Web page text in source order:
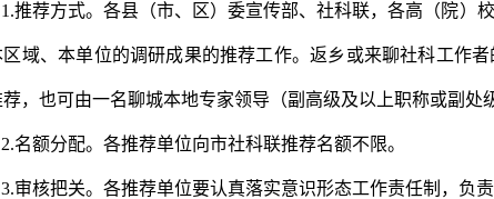
1.推荐方式。各县（市、区）委宣传部、社科联，各高（院）
区域、本单位的调研成果的推荐工作。返乡或来聊社科工作
，也可由一名聊城本地专家领导（副高级及以上职称或副处
2.名额分配。各推荐单位向市社科联推荐名额不限。
3.审核把关。各推荐单位要认真落实意识形态工作责任制，负